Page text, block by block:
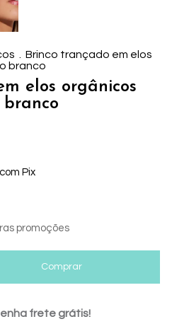
Brinco trançado em elos
branco
elos orgânicos
Pix
promoções
frete grátis!